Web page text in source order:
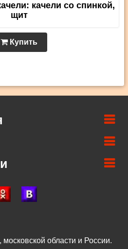
качели со спинкой,
щит
Купить
области и России.